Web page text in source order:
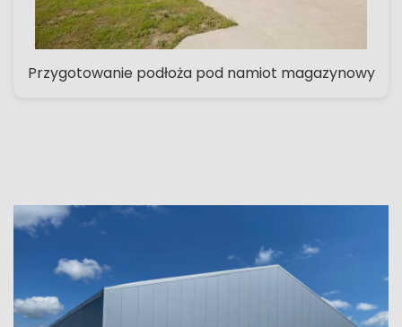
Przygotowanie podłoża pod namiot magazynowy